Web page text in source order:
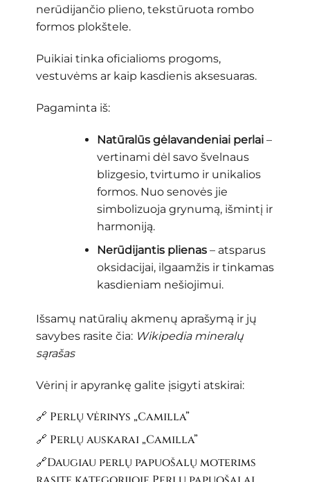
nerūdijančio plieno, tekstūruota rombo
formos plokštele.
Puikiai tinka oficialioms progoms,
vestuvėms ar kaip kasdienis aksesuaras.
Pagaminta iš:
Natūralūs gėlavandeniai perlai–
vertinami dėl savo švelnaus
blizgesio, tvirtumo ir unikalios
formos. Nuo senovės jie
simbolizuoja grynumą, išmintį ir
harmoniją.
Nerūdijantis plienas– atsparus
oksidacijai, ilgaamžis ir tinkamas
kasdieniam nešiojimui.
Išsamų natūralių akmenų aprašymą ir jų
savybes rasite čia: Wikipedia mineralų
sąrašas
Vėrinį ir apyrankę galite įsigyti atskirai:
🔗 Perlųvėrinys „Camilla”
🔗 Perlų auskarai „Camilla”
🔗Daugiau perlų papuošalų moterims